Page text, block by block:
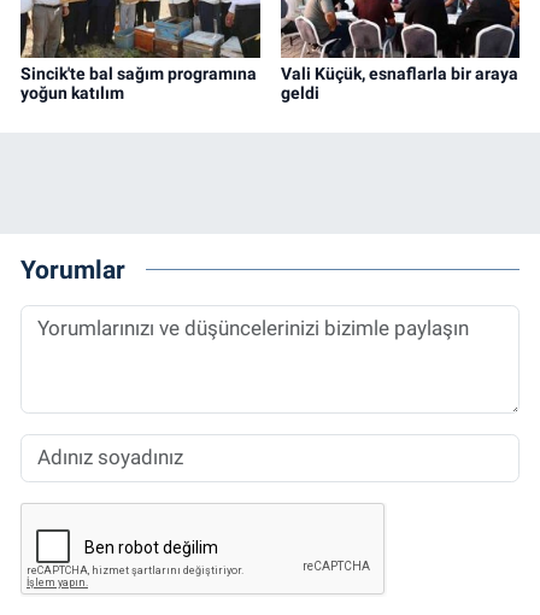
Sincik'te bal sağım programına
yoğun katılım
Vali Küçük, esnaflarla bir araya
geldi
Yorumlar